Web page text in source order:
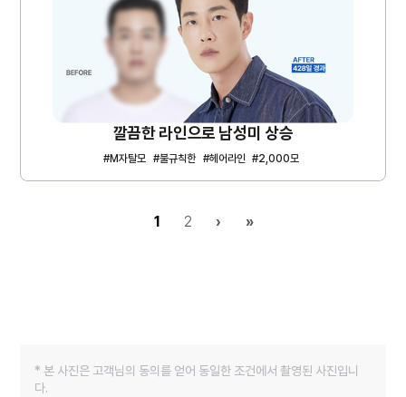
깔끔한 라인으로 남성미 상승
#M자탈모 #불규칙한 #헤어라인 #2,000모
1 2 › »
* 본 사진은 고객님의 동의를 얻어 동일한 조건에서 촬영된 사진입니
다.